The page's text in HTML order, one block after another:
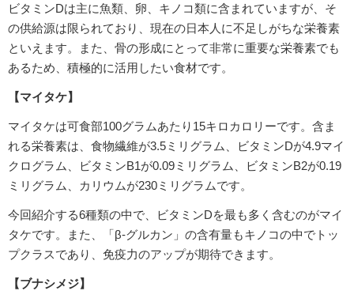
ビタミンDは主に魚類、卵、キノコ類に含まれていますが、そ
の供給源は限られており、現在の日本人に不足しがちな栄養素
といえます。また、骨の形成にとって非常に重要な栄養素でも
あるため、積極的に活用したい食材です。
【マイタケ】
マイタケは可食部100グラムあたり15キロカロリーです。含ま
れる栄養素は、食物繊維が3.5ミリグラム、ビタミンDが4.9マイ
クログラム、ビタミンB1が0.09ミリグラム、ビタミンB2が0.19
ミリグラム、カリウムが230ミリグラムです。
今回紹介する6種類の中で、ビタミンDを最も多く含むのがマイ
タケです。また、「β-グルカン」の含有量もキノコの中でトッ
プクラスであり、免疫力のアップが期待できます。
【ブナシメジ】